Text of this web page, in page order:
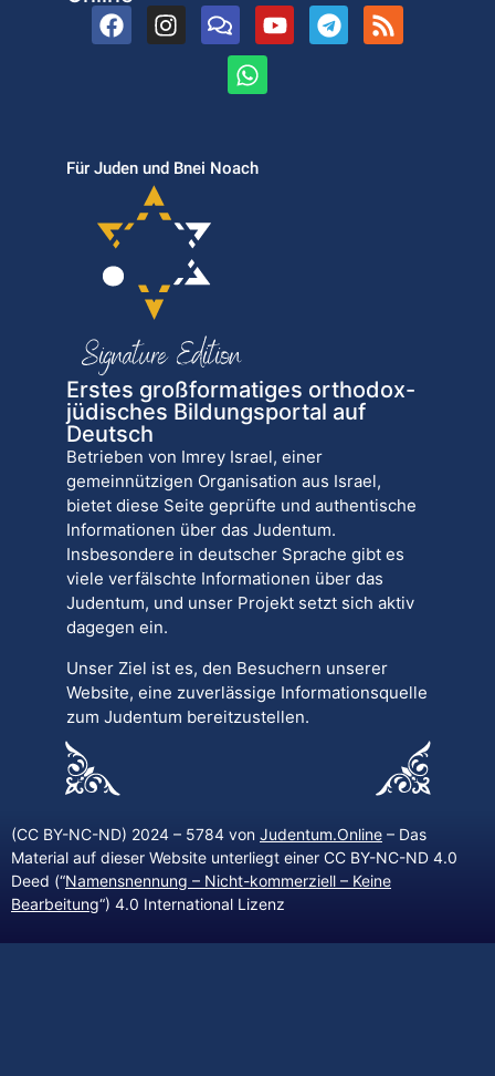
Für Juden und Bnei Noach
Erstes großformatiges orthodox-
jüdisches Bildungsportal auf
Deutsch
Betrieben von Imrey Israel, einer
gemeinnützigen Organisation aus Israel,
bietet diese Seite geprüfte und authentische
Informationen über das Judentum.
Insbesondere in deutscher Sprache gibt es
viele verfälschte Informationen über das
Judentum, und unser Projekt setzt sich aktiv
dagegen ein.
Unser Ziel ist es, den Besuchern unserer
Website, eine zuverlässige Informationsquelle
zum Judentum bereitzustellen.
(CC BY-NC-ND) 2024 – 5784 von Judentum.Online – Das
Material auf dieser Website unterliegt einer CC BY-NC-ND 4.0
Deed (“Namensnennung – Nicht-kommerziell – Keine
Bearbeitung“) 4.0 International Lizenz